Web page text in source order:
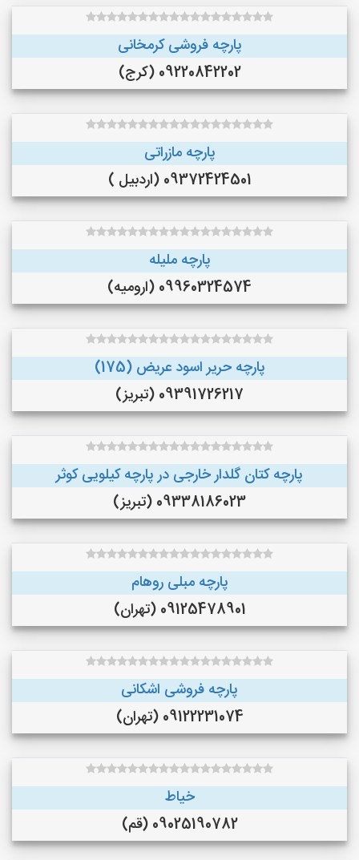
پارچه فروشی کرمخانی
09220842202 (کرج)
پارچه مازراتی
09372424501 (اردبیل )
پارچه ملیله
09960324574 (ارومیه)
پارچه حریر اسود عریض (175)
09391726217 (تبریز)
پارچه کتان گلدار خارجی در پارچه کیلویی کوثر
09338186023 (تبریز)
پارچه مبلی روهام
09125478901 (تهران)
پارچه فروشی اشکانی
09122231074 (تهران)
خیاط
09025190782 (قم)